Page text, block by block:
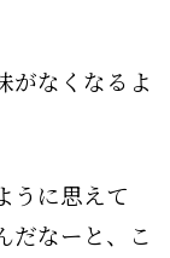
がなくなるよ
うに思えて
だなーと、こ